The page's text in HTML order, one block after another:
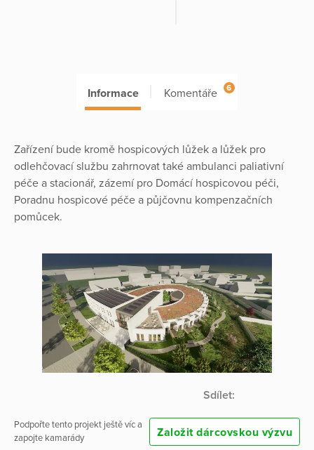
Informace Komentáře 6
Zařízení bude kromě hospicových lůžek a lůžek pro
odlehčovací službu zahrnovat také ambulanci paliativní
péče a stacionář, zázemí pro Domácí hospicovou péči,
Poradnu hospicové péče a půjčovnu kompenzačních
pomůcek.
Sdílet:
Podpořte tento projekt ještě víc a
zapojte kamarády
Založit dárcovskou výzvu